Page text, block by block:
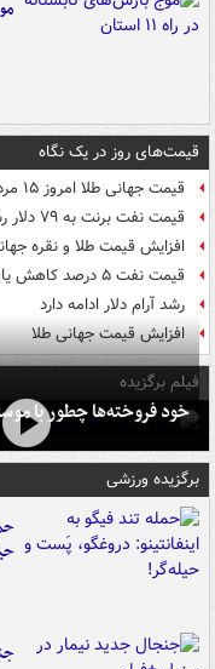
قیمت‌های روز در یک نگاه
قیمت جهانی طلا امروز ۱۵ مرداد
قیمت نفت برنت به ۷۹ دلار رسید
افزایش قیمت طلا و نقره
قیمت نفت ۵ درصد کاهش یافت
رشد آرام دلار ادامه دارد
افزایش قیمت جهانی طلا
فیلم برگزیده
خود فروخته‌ها چطور با
برگزیده ورزشی